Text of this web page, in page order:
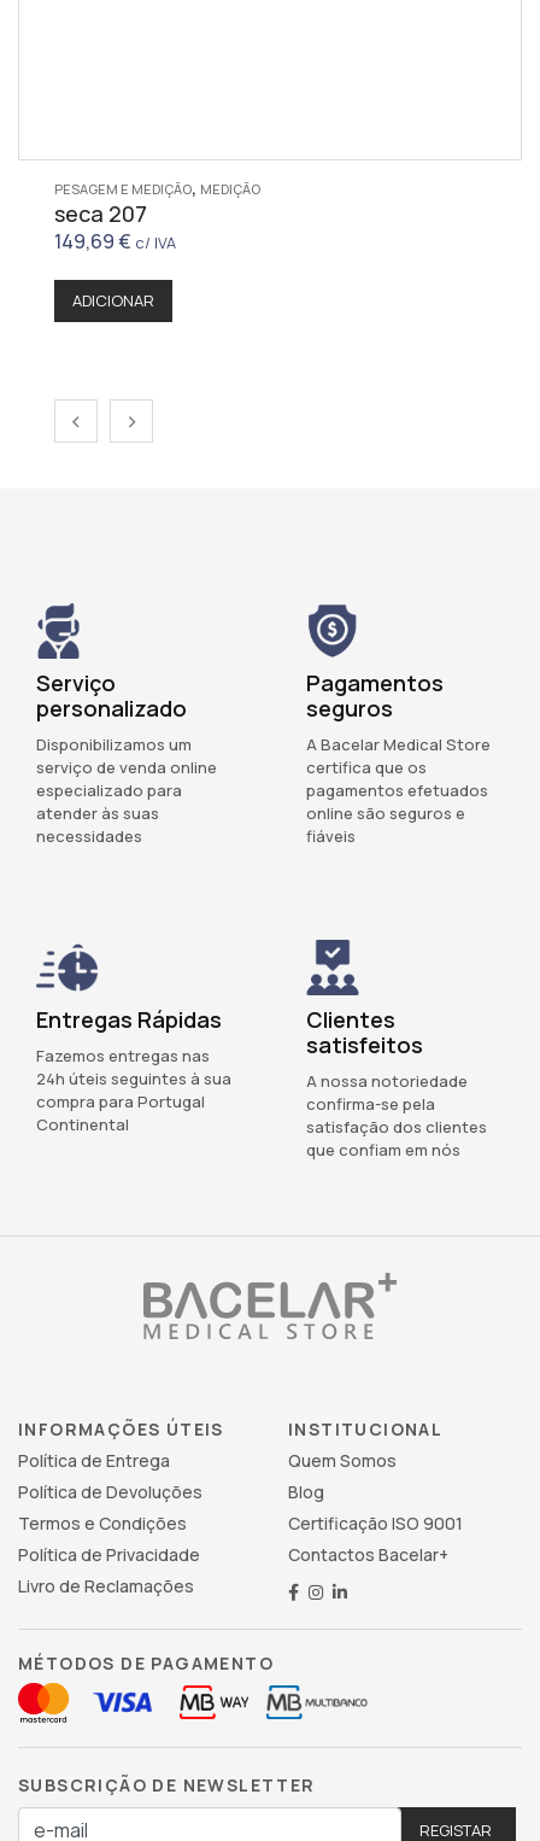
PESAGEM E MEDIÇÃO, MEDIÇÃO
seca 207
149,69€ c/ IVA
ADICIONAR
‹ ›
Serviço
personalizado
Disponibilizamos um
serviço de venda online
especializado para
atender às suas
necessidades
Pagamentos
seguros
A Bacelar Medical Store
certifica que os
pagamentos efetuados
online são seguros e
fiáveis
Entregas Rápidas
Fazemos entregas nas
24h úteis seguintes à sua
compra para Portugal
Continental
Clientes
satisfeitos
A nossa notoriedade
confirma-se pela
satisfação dos clientes
que confiam em nós
INFORMAÇÕES ÚTEIS
Política de Entrega
Política de Devoluções
Termos e Condições
Política de Privacidade
Livro de Reclamações
INSTITUCIONAL
Quem Somos
Blog
Certificação ISO 9001
Contactos Bacelar+
MÉTODOS DE PAGAMENTO
SUBSCRIÇÃO DE NEWSLETTER